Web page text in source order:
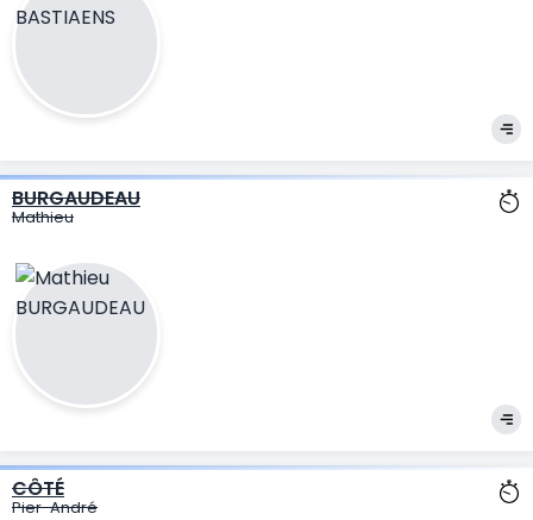
BURGAUDEAU
Mathieu
CÔTÉ
Pier-André